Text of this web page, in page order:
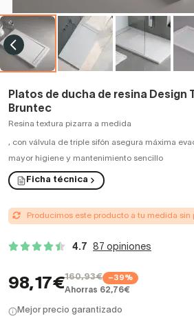
Platos de ducha de resina Design
Bruntec
Resina textura pizarra a medida
, con válvula de triple sifón asegura máxima
mayor higiene y mantenimiento sencillo
Ficha técnica
Producimos este producto a tu medida
4.7 87 opiniones
98,17€160,93€ −39%
Ahorras 62,76€
Mejor precio garantizado